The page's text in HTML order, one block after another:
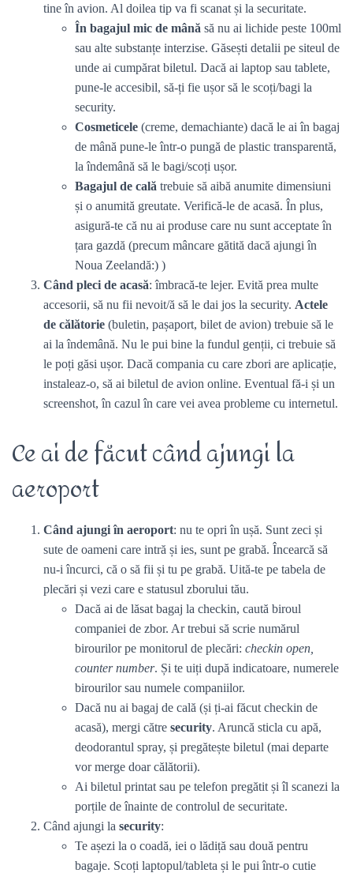
tine în avion. Al doilea tip va fi scanat și la securitate.
În bagajul mic de mână să nu ai lichide peste 100ml
sau alte substanțe interzise. Găsești detalii pe siteul de
unde ai cumpărat biletul. Dacă ai laptop sau tablete,
pune-le accesibil, să-ți fie ușor să le scoți/bagi la
security.
Cosmeticele (creme, demachiante) dacă le ai în bagaj
de mână pune-le într-o pungă de plastic transparentă,
la îndemână să le bagi/scoți ușor.
Bagajul de cală trebuie să aibă anumite dimensiuni
și o anumită greutate. Verifică-le de acasă. În plus,
asigură-te că nu ai produse care nu sunt acceptate în
țara gazdă (precum mâncare gătită dacă ajungi în
Noua Zeelandă:) )
Când pleci de acasă: îmbracă-te lejer. Evită prea multe
accesorii, să nu fii nevoit/ă să le dai jos la security. Actele
de călătorie (buletin, pașaport, bilet de avion) trebuie să le
ai la îndemână. Nu le pui bine la fundul genții, ci trebuie să
le poți găsi ușor. Dacă compania cu care zbori are aplicație,
instaleaz-o, să ai biletul de avion online. Eventual fă-i și un
screenshot, în cazul în care vei avea probleme cu internetul.
Ce ai de făcut când ajungi la
aeroport
Când ajungi în aeroport: nu te opri în ușă. Sunt zeci și
sute de oameni care intră și ies, sunt pe grabă. Încearcă să
nu-i încurci, că o să fii și tu pe grabă. Uită-te pe tabela de
plecări și vezi care e statusul zborului tău.
Dacă ai de lăsat bagaj la checkin, caută biroul
companiei de zbor. Ar trebui să scrie numărul
birourilor pe monitorul de plecări: checkin open,
counter number. Și te uiți după indicatoare, numerele
birourilor sau numele companiilor.
Dacă nu ai bagaj de cală (și ți-ai făcut checkin de
acasă), mergi către security. Aruncă sticla cu apă,
deodorantul spray, și pregătește biletul (mai departe
vor merge doar călătorii).
Ai biletul printat sau pe telefon pregătit și îl scanezi la
porțile de înainte de controlul de securitate.
Când ajungi la security:
Te așezi la o coadă, iei o lădiță sau două pentru
bagaje. Scoți laptopul/tableta și le pui într-o cutie